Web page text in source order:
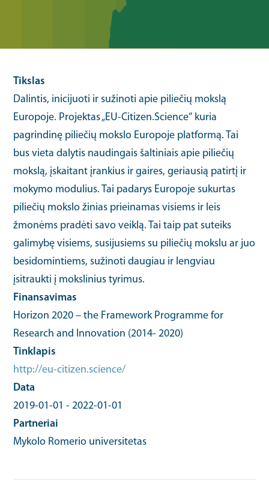
Tikslas
Dalintis, inicijuoti ir sužinoti apie piliečių mokslą
Europoje. Projektas „EU-Citizen.Science“ kuria
pagrindinę piliečių mokslo Europoje platformą. Tai
bus vieta dalytis naudingais šaltiniais apie piliečių
mokslą, įskaitant įrankius ir gaires, geriausią patirtį ir
mokymo modulius. Tai padarys Europoje sukurtas
piliečių mokslo žinias prieinamas visiems ir leis
žmonėms pradėti savo veiklą. Tai taip pat suteiks
galimybę visiems, susijusiems su piliečių mokslu ar juo
besidomintiems, sužinoti daugiau ir lengviau
įsitraukti į mokslinius tyrimus.
Finansavimas
Horizon 2020 – the Framework Programme for
Research and Innovation (2014- 2020)
Tinklapis
http://eu-citizen.science/
Data
2019-01-01 -2022-01-01
Partneriai
Mykolo Romerio universitetas